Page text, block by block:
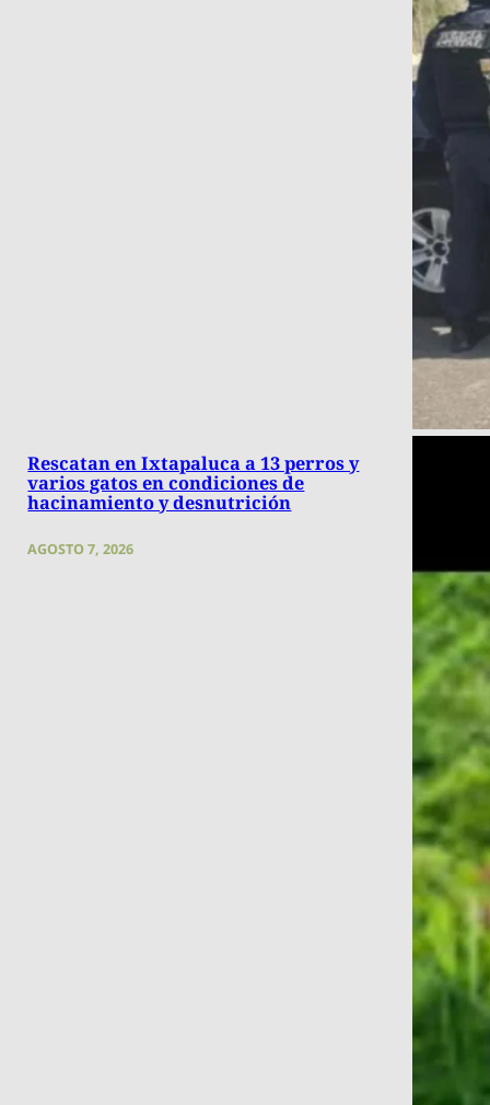
Rescatan en Ixtapaluca a 13 perros y
varios gatos en condiciones de
hacinamiento y desnutrición
AGOSTO 7, 2026